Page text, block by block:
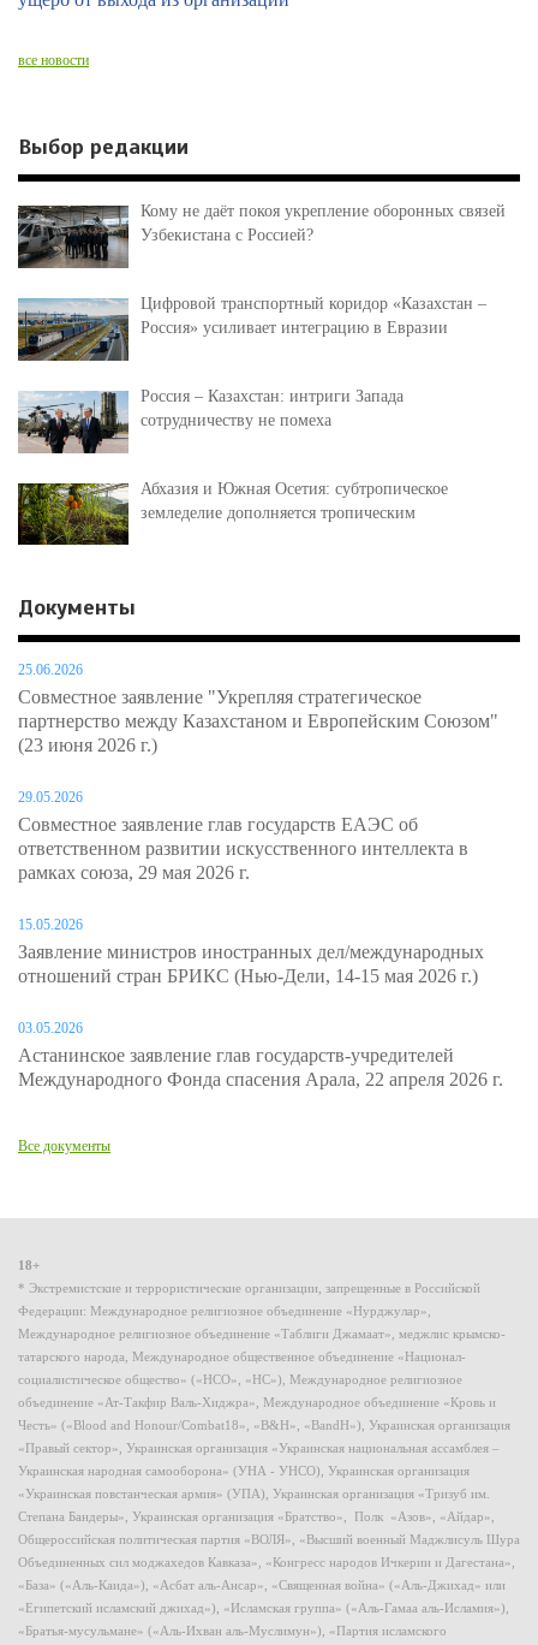
все новости
Выбор редакции
Кому не даёт покоя укрепление оборонных связей
Узбекистана с Россией?
Цифровой транспортный коридор «Казахстан –
Россия» усиливает интеграцию в Евразии
Россия – Казахстан: интриги Запада
сотрудничеству не помеха
Абхазия и Южная Осетия: субтропическое
земледелие дополняется тропическим
Документы
25.06.2026
Совместное заявление "Укрепляя стратегическое
партнерство между Казахстаном и Европейским Союзом"
(23 июня 2026 г.)
29.05.2026
Совместное заявление глав государств ЕАЭС об
ответственном развитии искусственного интеллекта в
рамках союза, 29 мая 2026 г.
15.05.2026
Заявление министров иностранных дел/международных
отношений стран БРИКС (Нью-Дели, 14-15 мая 2026 г.)
03.05.2026
Астанинское заявление глав государств-учредителей
Международного Фонда спасения Арала, 22 апреля 2026 г.
Все документы
18+
* Экстремистские и террористические организации, запрещенные в Российской
Федерации: Международное религиозное объединение «Нурджулар»,
Международное религиозное объединение «Таблиги Джамаат», меджлис крымско-
татарского народа, Международное общественное объединение «Национал-
социалистическое общество» («НСО», «НС»), Международное религиозное
объединение «Ат-Такфир Валь-Хиджра», Международное объединение «Кровь и
Честь» («Blood and Honour/Combat18», «B&H», «BandH»), Украинская организация
«Правый сектор», Украинская организация «Украинская национальная ассамблея –
Украинская народная самооборона» (УНА - УНСО), Украинская организация
«Украинская повстанческая армия» (УПА), Украинская организация «Тризуб им.
Степана Бандеры», Украинская организация «Братство», Полк «Азов», «Айдар»,
Общероссийская политическая партия «ВОЛЯ», «Высший военный Маджлисуль Шура
Объединенных сил моджахедов Кавказа», «Конгресс народов Ичкерии и Дагестана»,
«База» («Аль-Каида»), «Асбат аль-Ансар», «Священная война» («Аль-Джихад» или
«Египетский исламский джихад»), «Исламская группа» («Аль-Гамаа аль-Исламия»),
«Братья-мусульмане» («Аль-Ихван аль-Муслимун»), «Партия исламского